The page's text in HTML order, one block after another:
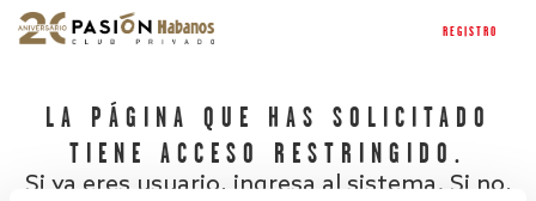
REGISTRO
LA PÁGINA QUE HAS SOLICITADO
TIENE ACCESO RESTRINGIDO.
Si ya eres usuario, ingresa al sistema. Si no,